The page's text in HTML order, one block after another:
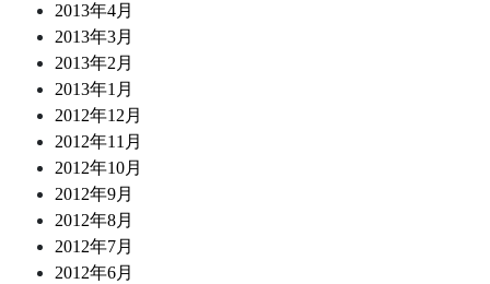
2013年4月
2013年3月
2013年2月
2013年1月
2012年12月
2012年11月
2012年10月
2012年9月
2012年8月
2012年7月
2012年6月